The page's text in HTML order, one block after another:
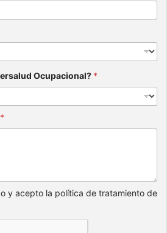
Ocupacional? *
*
y acepto la política de tratamiento de